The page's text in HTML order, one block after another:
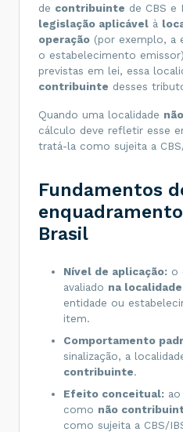
de contribuinte de CBS e
legislação aplicável à
operação (por exemplo, a
o estabelecimento
previstas em lei, essa
contribuinte desses
Quando uma localidade
cálculo deve refletir esse
tratá-la como sujeita a
Fundamentos
Brasil
Nível de aplicação: o
avaliado na
entidade ou
item.
Comportamento
sinalização, a
contribuinte.
Efeito conceitual:
como não
como sujeita a CBS/